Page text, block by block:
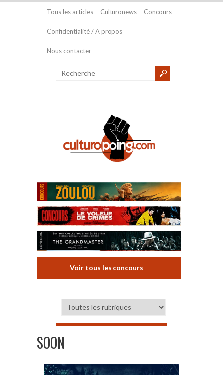
Tous les articles Culturonews Concours
Confidentialité / A propos
Nous contacter
Voir tous les concours
SOON